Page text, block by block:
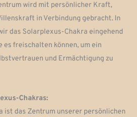
wird mit persönlicher Kraft,
in Verbindung gebracht. In
das Solarplexus-Chakra eingehend
es freischalten können, um ein
und Ermächtigung zu
Chakras:
ist das Zentrum unserer persönlichen